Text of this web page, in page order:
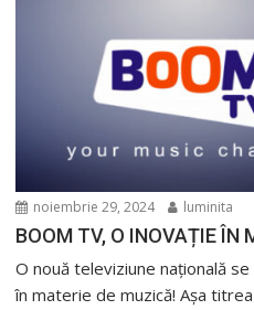
noiembrie 29, 2024 luminita
BOOM TV, O INOVAȚIE ÎN
O nouă televiziune națională
în materie de muzică! Așa